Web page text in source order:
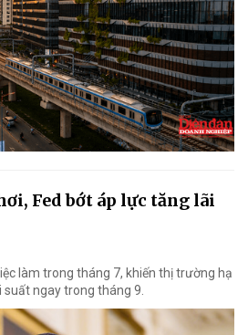
Fed bớt áp lực tăng lãi
làm trong tháng 7, khiến thị trường hạ
ngay trong tháng 9.